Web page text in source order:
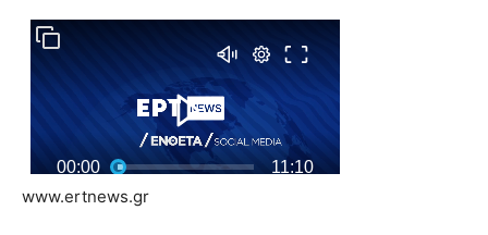
www.ertnews.gr